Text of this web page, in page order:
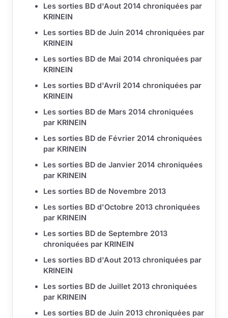
Les sorties BD d'Aout 2014 chroniquées par
KRINEIN
Les sorties BD de Juin 2014 chroniquées par
KRINEIN
Les sorties BD de Mai 2014 chroniquées par
KRINEIN
Les sorties BD d'Avril 2014 chroniquées par
KRINEIN
Les sorties BD de Mars 2014 chroniquées
par KRINEIN
Les sorties BD de Février 2014 chroniquées
par KRINEIN
Les sorties BD de Janvier 2014 chroniquées
par KRINEIN
Les sorties BD de Novembre 2013
Les sorties BD d'Octobre 2013 chroniquées
par KRINEIN
Les sorties BD de Septembre 2013
chroniquées par KRINEIN
Les sorties BD d'Aout 2013 chroniquées par
KRINEIN
Les sorties BD de Juillet 2013 chroniquées
par KRINEIN
Les sorties BD de Juin 2013 chroniquées par